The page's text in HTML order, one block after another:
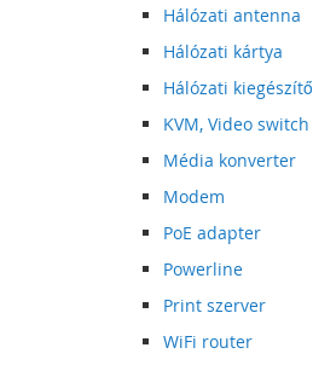
Hálózati antenna
Hálózati kártya
Hálózati kiegészítő
KVM, Video switch
Média konverter
Modem
PoE adapter
Powerline
Print szerver
WiFi router